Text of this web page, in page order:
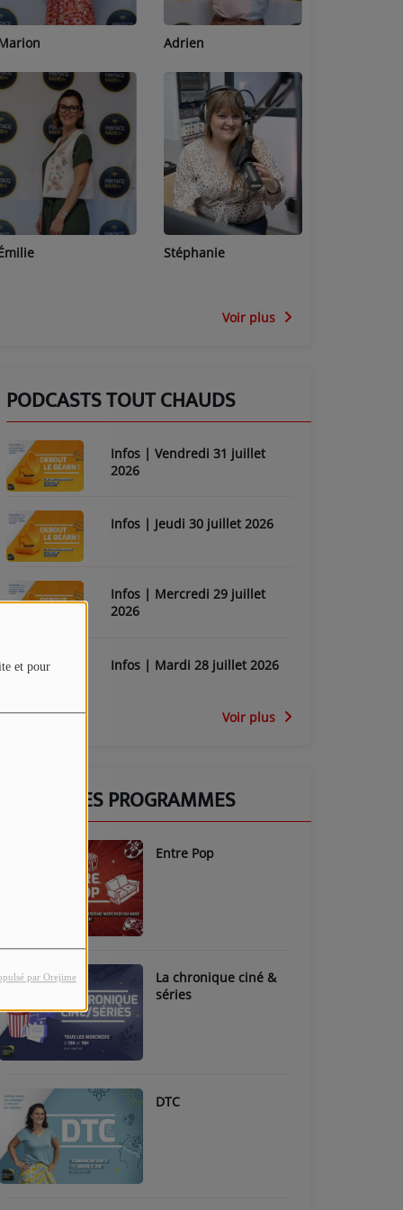
et pour
par Orejime
Lucas
Jean-Michel
Voir plus
PODCASTS TOUT CHAUDS
Infos | Vendredi 31 juillet
2026
Infos | Jeudi 30 juillet 2026
Infos | Mercredi 29 juillet
2026
Infos | Mardi 28 juillet 2026
Voir plus
GRILLE DES PROGRAMMES
Entre Pop
La chronique ciné &
séries
DTC